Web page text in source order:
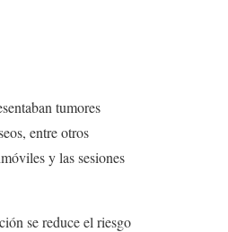
tumores
entre otros
y las sesiones
se reduce el riesgo